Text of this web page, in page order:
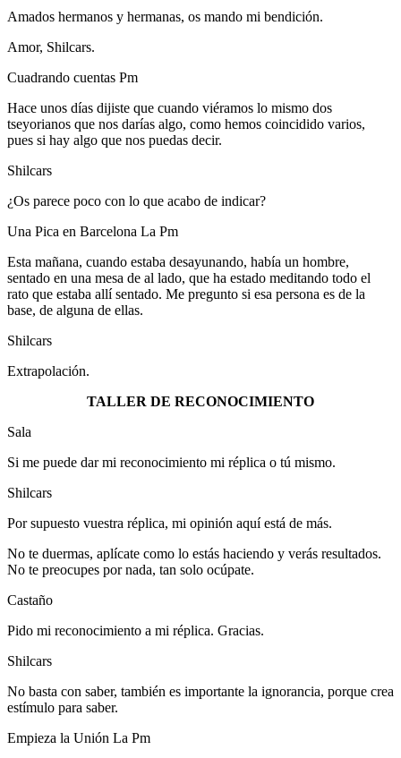
Amados hermanos y hermanas, os mando mi bendición.
Amor, Shilcars.
Cuadrando cuentas Pm
Hace unos días dijiste que cuando viéramos lo mismo dos
tseyorianos que nos darías algo, como hemos coincidido varios,
pues si hay algo que nos puedas decir.
Shilcars
¿Os parece poco con lo que acabo de indicar?
Una Pica en Barcelona La Pm
Esta mañana, cuando estaba desayunando, había un hombre,
sentado en una mesa de al lado, que ha estado meditando todo el
rato que estaba allí sentado. Me pregunto si esa persona es de la
base, de alguna de ellas.
Shilcars
Extrapolación.
TALLER DE RECONOCIMIENTO
Sala
Si me puede dar mi reconocimiento mi réplica o tú mismo.
Shilcars
Por supuesto vuestra réplica, mi opinión aquí está de más.
No te duermas, aplícate como lo estás haciendo y verás resultados.
No te preocupes por nada, tan solo ocúpate.
Castaño
Pido mi reconocimiento a mi réplica. Gracias.
Shilcars
No basta con saber, también es importante la ignorancia, porque crea
estímulo para saber.
Empieza la Unión La Pm